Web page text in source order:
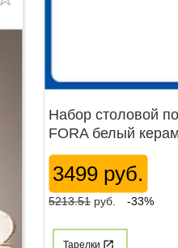
Набор столовой
FORA белый
3499 руб.
5213.51 руб. -33%
Тарелки